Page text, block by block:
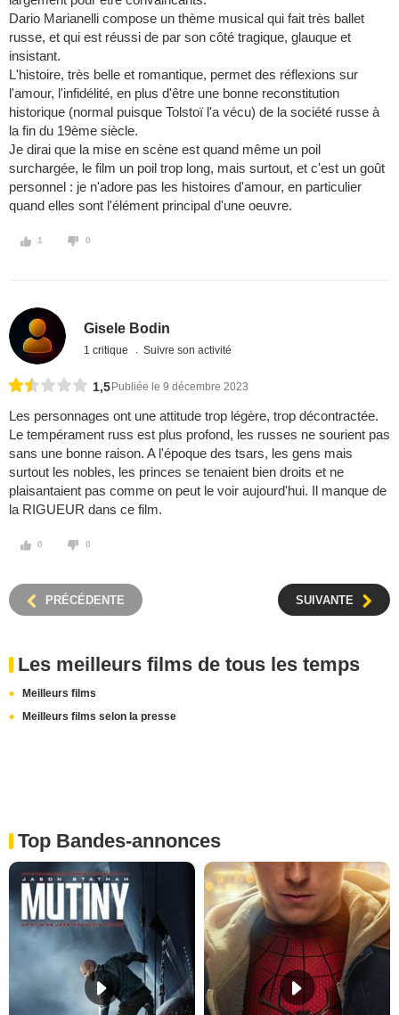
Dario Marianelli compose un thème musical qui fait très ballet
russe, et qui est réussi de par son côté tragique, glauque et
insistant.
L'histoire, très belle et romantique, permet des réflexions sur
l'amour, l'infidélité, en plus d'être une bonne reconstitution
historique (normal puisque Tolstoï l'a vécu) de la société russe à
la fin du 19ème siècle.
Je dirai que la mise en scène est quand même un poil
surchargée, le film un poil trop long, mais surtout, et c'est un goût
personnel : je n'adore pas les histoires d'amour, en particulier
quand elles sont l'élément principal d'une oeuvre.
1 0
Gisele Bodin
1 critique Suivre son activité
1,5 Publiée le 9 décembre 2023
Les personnages ont une attitude trop légère, trop décontractée.
Le tempérament russ est plus profond, les russes ne sourient pas
sans une bonne raison. A l'époque des tsars, les gens mais
surtout les nobles, les princes se tenaient bien droits et ne
plaisantaient pas comme on peut le voir aujourd'hui. Il manque de
la RIGUEUR dans ce film.
0 0
PRÉCÉDENTE SUIVANTE
Les meilleurs films de tous les temps
Meilleurs films
Meilleurs films selon la presse
Top Bandes-annonces